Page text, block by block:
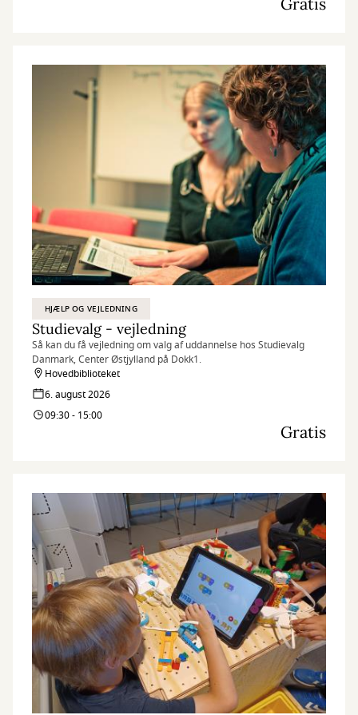
HJÆLP OG VEJLEDNING
Studievalg - vejledning
Så kan du få vejledning om valg af uddannelse hos Studievalg
Danmark, Center Østjylland på Dokk1.
Hovedbiblioteket
6. august 2026
09:30 - 15:00
Gratis